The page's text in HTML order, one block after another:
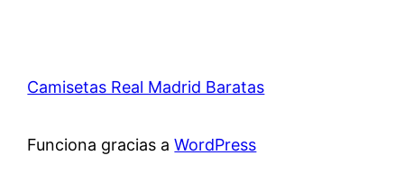
Camisetas Real Madrid Baratas
Funciona gracias aWordPress